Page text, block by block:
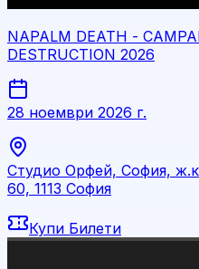
NAPALM DEATH -
DESTRUCTION 2026
28 ноември 2026 г.
Студио Орфей, София,
60, 1113 София
Купи Билети